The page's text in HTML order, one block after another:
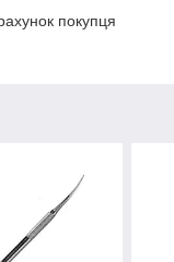
покупця